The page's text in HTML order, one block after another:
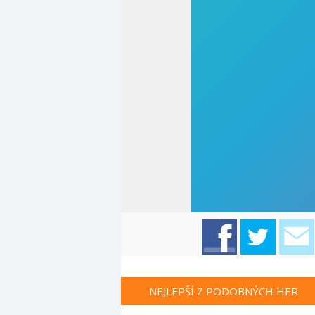
NEJLEPŠÍ Z PODOBNÝCH HER